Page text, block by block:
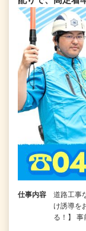
仕事内容
道路工事
け誘導を
る！】